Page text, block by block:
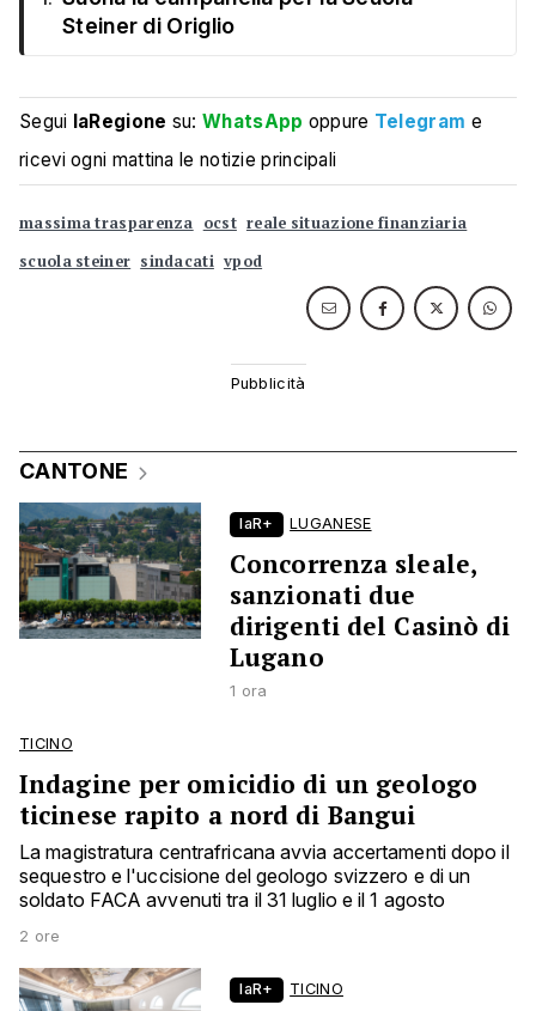
Steiner di Origlio
Segui laRegione su:WhatsApp oppure Telegram e
ricevi ogni mattina le notizie principali
massima trasparenza ocst reale situazione finanziaria
scuola steiner sindacati vpod
CANTONE
laR+ LUGANESE
Concorrenza sleale,
sanzionati due
dirigenti del Casinò di
Lugano
1 ora
TICINO
Indagine per omicidio di un geologo
ticinese rapito a nord di Bangui
La magistratura centrafricana avvia accertamenti dopo il
sequestro e l'uccisione del geologo svizzero e di un
soldato FACA avvenuti tra il 31 luglio e il 1 agosto
2 ore
laR+ TICINO